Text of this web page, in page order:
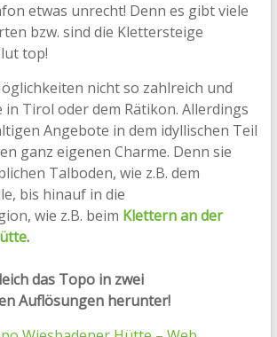
etwas unrecht! Denn es gibt viele
bzw. sind die Klettersteige
top!
nicht so zahlreich und
Tirol oder dem Rätikon. Allerdings
Angebote in dem idyllischen Teil
ganz eigenen Charme. Denn sie
Talboden, wie z.B. dem
bis hinauf in die
wie z.B. beim Klettern an der
.
das Topo in zwei
Auflösungen herunter!